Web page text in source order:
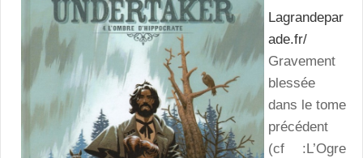
Lagrandepar
ade.fr/
Gravement
blessée
dans le tome
précédent
(cf :L’Ogre